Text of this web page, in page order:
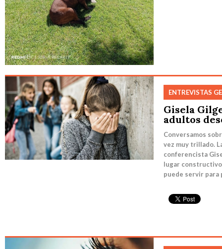
ENTREVISTAS
Gisela
adultos
Conversamos
vez muy trillado.
conferencista
lugar
puede servir para